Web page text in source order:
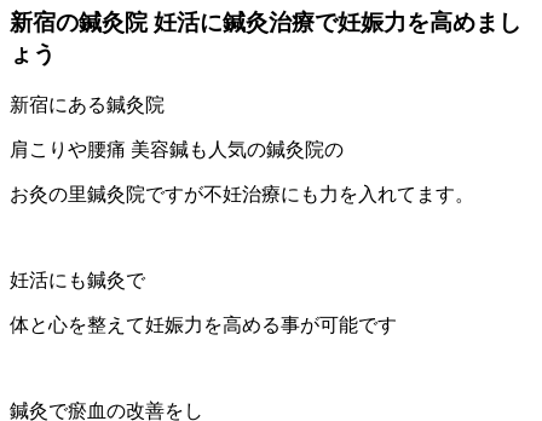
新宿の鍼灸院 妊活に鍼灸治療で妊娠力を高めまし
ょう
新宿にある鍼灸院
肩こりや腰痛 美容鍼も人気の鍼灸院の
お灸の里鍼灸院ですが不妊治療にも力を入れてます。
妊活にも鍼灸で
体と心を整えて妊娠力を高める事が可能です
鍼灸で瘀血の改善をし